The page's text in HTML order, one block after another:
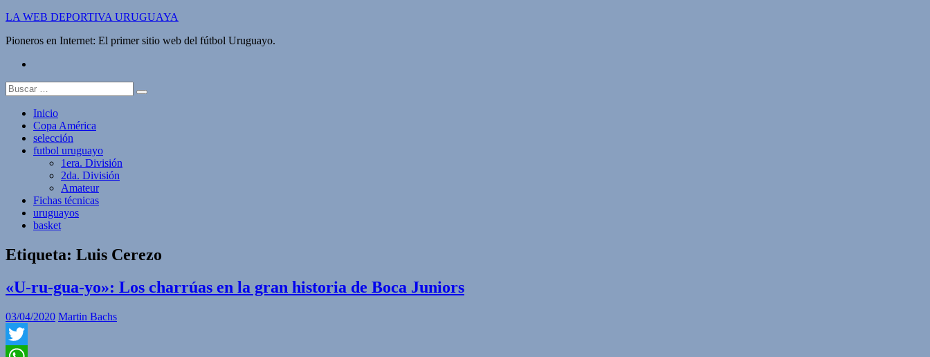
Saltar
contenido
LA WEB DEPORTIVA URUGUAYA
Pioneros en Internet: El primer sitio web del fútbol Uruguayo.
Buscar:
Inicio
Copa América
selección
futbol uruguayo
1era. División
2da. División
Amateur
Fichas técnicas
uruguayos
basket
Etiqueta: Luis Cerezo
«U-ru-gua-yo»: Los charrúas en la gran historia de Boca Juniors
03/04/2020 Martin Bachs